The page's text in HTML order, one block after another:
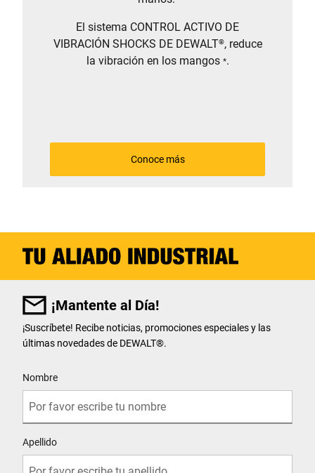
El sistema CONTROL ACTIVO DE
VIBRACIÓN SHOCKS DE DEWALT®, reduce
la vibración en los mangos *.
Conoce más
¡Mantente al Día!
¡Suscríbete! Recibe noticias, promociones especiales y las
últimas novedades de DEWALT®.
Nombre
Apellido